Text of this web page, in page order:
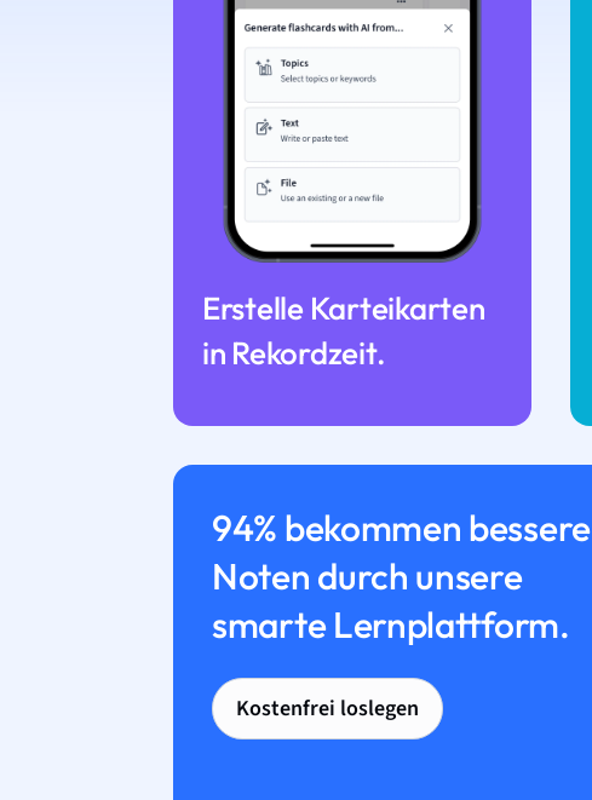
Erstelle Karteikarten
in Rekordzeit.
94% bekommen bessere
Noten durch unsere
smarte Lernplattform.
Kostenfrei loslegen